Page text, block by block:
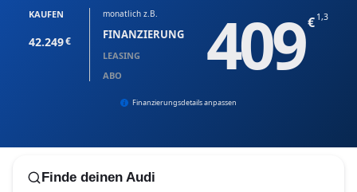
monatlich z.B.
FINANZIERUNG
LEASING
ABO
409 1,3
KAUFEN
42.249
Finanzierungsdetails anpassen
Finde deinen Audi